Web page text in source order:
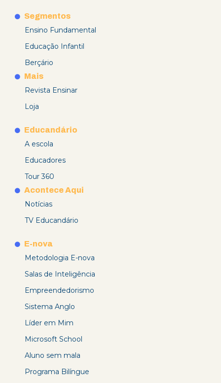
Segmentos
Ensino Fundamental
Educação Infantil
Berçário
Mais
Revista Ensinar
Loja
Educandário
A escola
Educadores
Tour 360
Acontece Aqui
Notícias
TV Educandário
E-nova
Metodologia E-nova
Salas de Inteligência
Empreendedorismo
Sistema Anglo
Líder em Mim
Microsoft School
Aluno sem mala
Programa Bilíngue